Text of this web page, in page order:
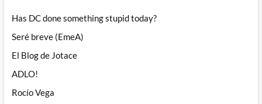
Has DC done something stupid today?
Seré breve (EmeA)
El Blog de Jotace
ADLO!
Rocío Vega